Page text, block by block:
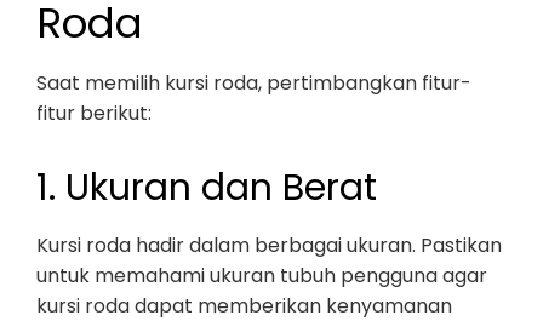
Roda
Saat memilih kursi roda, pertimbangkan fitur-
fitur berikut:
1. Ukuran dan Berat
Kursi roda hadir dalam berbagai ukuran. Pastikan
untuk memahami ukuran tubuh pengguna agar
kursi roda dapat memberikan kenyamanan